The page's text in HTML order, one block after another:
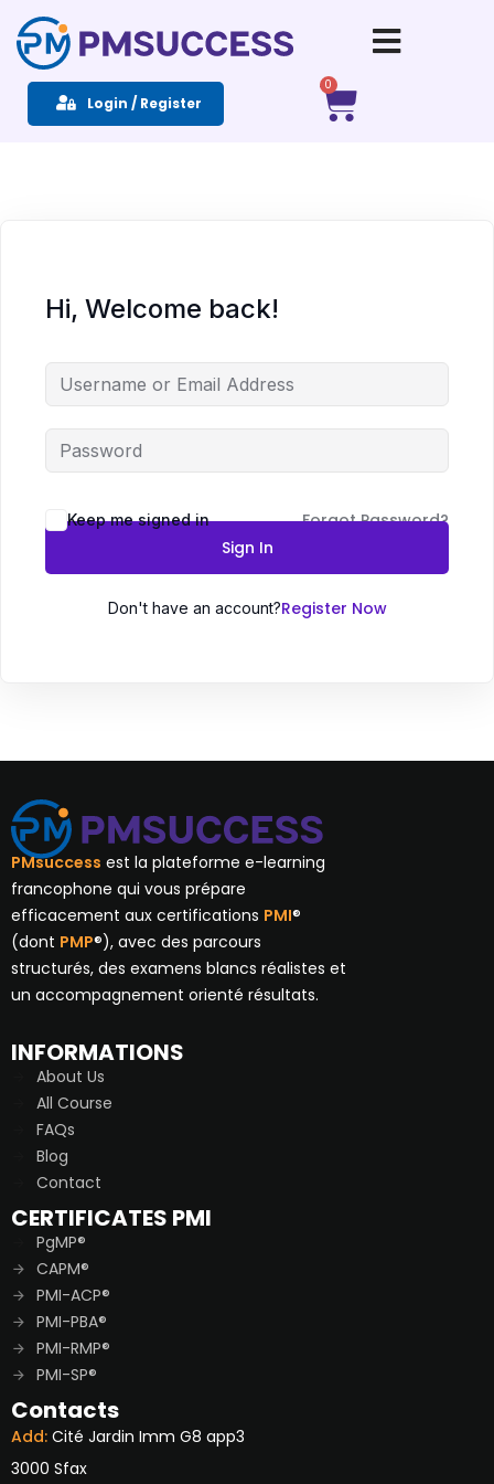
Login / Register
0
Hi, Welcome back!
Keep me signed in
Forgot Password?
Sign In
Don't have an account?Register Now
PMsuccess est la plateforme e-learning
francophone qui vous prépare
efficacement aux certifications PMI®
(dont PMP®), avec des parcours
structurés, des examens blancs réalistes et
un accompagnement orienté résultats.
INFORMATIONS
About Us
All Course
FAQs
Blog
Contact
CERTIFICATES PMI
PgMP®
CAPM®
PMI-ACP®
PMI-PBA®
PMI-RMP®
PMI-SP®
Contacts
Add: Cité Jardin Imm G8 app3
3000 Sfax
Sign in Sign up
Sign in
Remember me Lost your password?